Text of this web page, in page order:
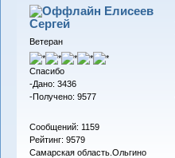
Елисеев
Сергей
Ветеран
Спасибо
-Дано: 3436
-Получено: 9577
Сообщений: 1159
Рейтинг: 9579
Самарская область.Ольгино